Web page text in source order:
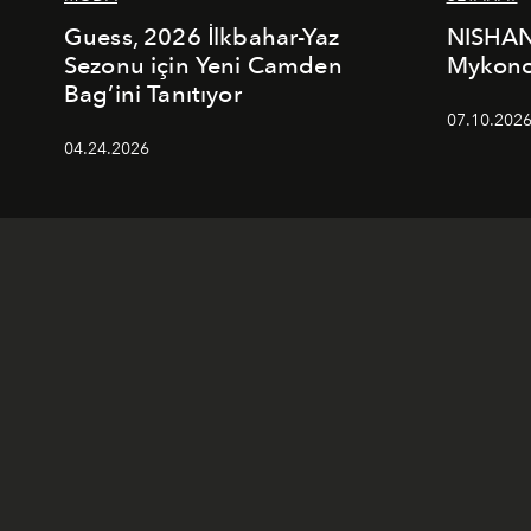
Guess, 2026 İlkbahar-Yaz
Sezonu için Yeni Camden
Bag’ini Tanıtıyor
04.24.2026
07.10.2026